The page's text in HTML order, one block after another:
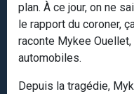
plan. À ce jour, on ne
le rapport du coroner,
raconte Mykee
automobiles.
Depuis la tragédie,